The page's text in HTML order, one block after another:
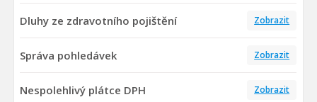
Dluhy ze zdravotního pojištění Zobrazit
Správa pohledávek Zobrazit
Nespolehlivý plátce DPH Zobrazit